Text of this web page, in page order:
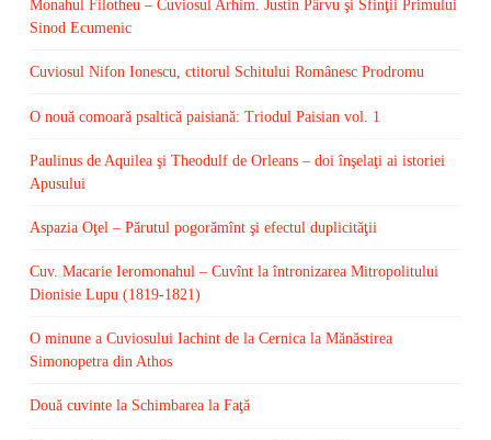
Monahul Filotheu – Cuviosul Arhim. Justin Pârvu şi Sfinţii Primului
Sinod Ecumenic
Cuviosul Nifon Ionescu, ctitorul Schitului Românesc Prodromu
O nouă comoară psaltică paisiană: Triodul Paisian vol. 1
Paulinus de Aquilea şi Theodulf de Orleans – doi înşelaţi ai istoriei
Apusului
Aspazia Oţel – Părutul pogorămînt şi efectul duplicităţii
Cuv. Macarie Ieromonahul – Cuvînt la întronizarea Mitropolitului
Dionisie Lupu (1819-1821)
O minune a Cuviosului Iachint de la Cernica la Mănăstirea
Simonopetra din Athos
Două cuvinte la Schimbarea la Faţă